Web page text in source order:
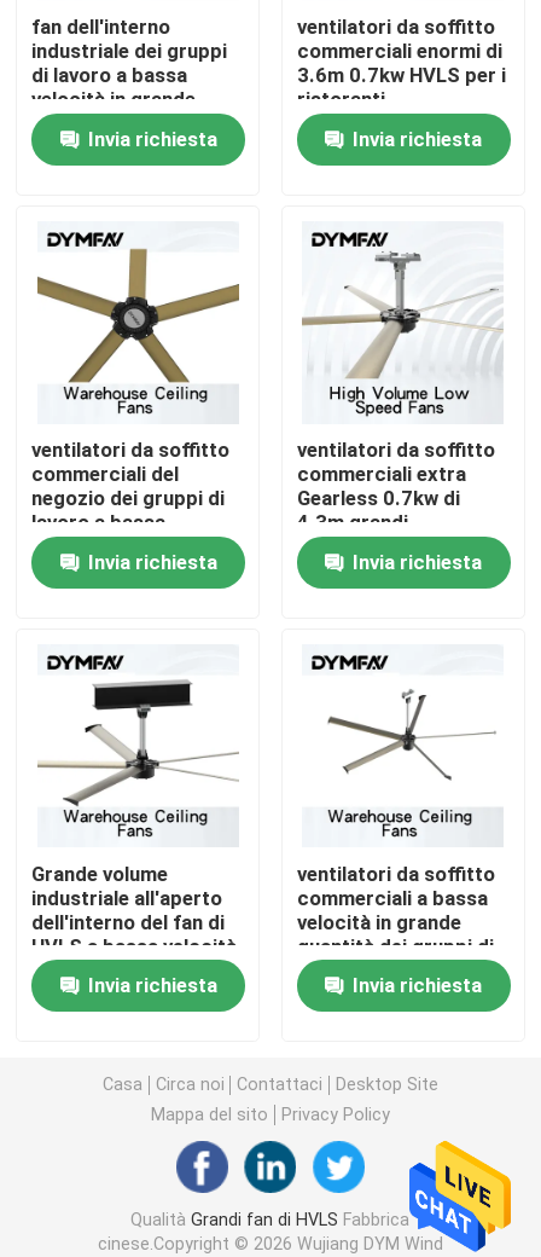
Casa
Prodotti
Circa noi
Giro della fabbrica
Controllo di qualità
Contattici
Richieda una citazione
Grandi fan di HVLS
Fan commerciali di HVLS
Fan residenziali di HVLS
Ventilatori da soffitto di HVLS
Fan a bassa velocità in grande quantità
Grandi ventilatori da soffitto industriali
Ventilatori da soffitto giganti
Grandi ventilatori da soffitto di pala
Ventilatori da soffitto dell'officina
fan dell'interno
industriale dei gruppi
di lavoro a bassa
velocità in grande
quantità di fan di pale
1.5kw 5 di 6.6m
Invia richiesta
ventilatori da soffitto
commerciali enormi di
3.6m 0.7kw HVLS per i
ristoranti
Invia richiesta
ventilatori da soffitto
commerciali del
negozio dei gruppi di
lavoro a bassa
velocità in grande
quantità di fan 0.7kw
di 5m
Invia richiesta
ventilatori da soffitto
commerciali extra
Gearless 0.7kw di
4.3m grandi
Invia richiesta
Grande volume
industriale all'aperto
dell'interno del fan di
HVLS a bassa velocità
Invia richiesta
ventilatori da soffitto
commerciali a bassa
velocità in grande
quantità dei gruppi di
lavoro HVLS di fan
1.5kw di 7.1m grandi
Invia richiesta
Casa Circa noi Contattaci
Desktop Site
Mappa del sito
Privacy Policy
QualitàGrandi fan di HVLS Fabbrica
cinese.Copyright © 2026 Wujiang DYM Wind